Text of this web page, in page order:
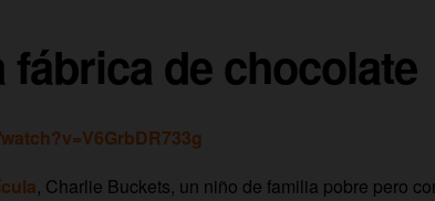
fábrica de chocolate
, Charlie Buckets, un niño de familia pobre pero